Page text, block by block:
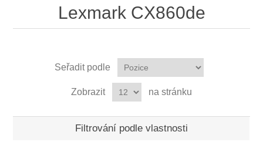
Lexmark CX860de
Seřadit podle
Zobrazit na stránku
Filtrování podle vlastnosti